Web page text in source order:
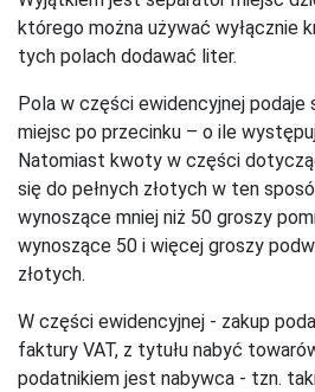
którego można używać wyłącznie
tych polach dodawać liter.
Pola w części ewidencyjnej podaje
miejsc po przecinku – o ile
Natomiast kwoty w części
się do pełnych złotych w ten
wynoszące mniej niż 50 groszy
wynoszące 50 i więcej groszy
złotych.
W części ewidencyjnej - zakup
faktury VAT, z tytułu nabyć
podatnikiem jest nabywca - tzn.